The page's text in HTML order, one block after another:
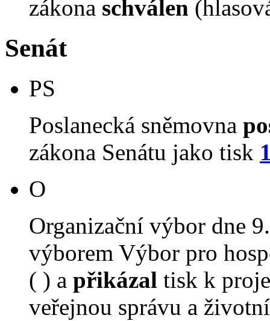
zákona schválen
Senát
PS
Poslanecká sněmovna
zákona Senátu jako tisk
O
Organizační výbor dne
výborem Výbor pro
( ) a přikázal tisk k
veřejnou správu a